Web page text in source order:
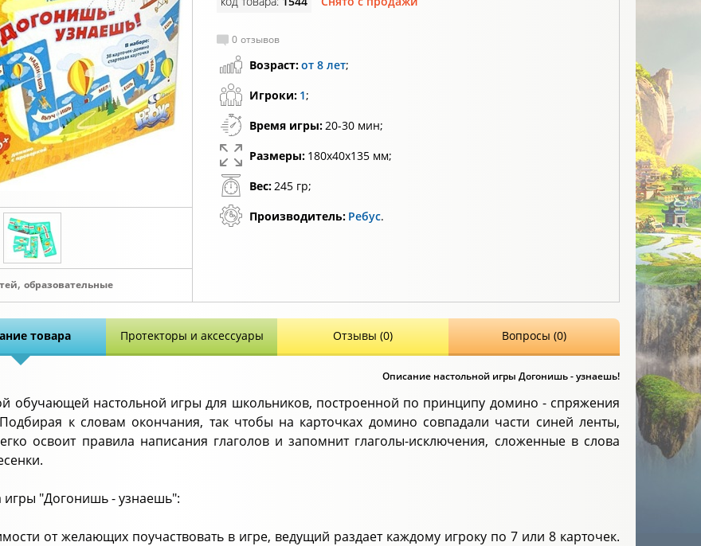
, образовательные
0 отзывов
Возраст:от 8 лет;
Игроки: 1;
Время игры:20-30 мин;
Размеры: 180х40х135 мм;
Вес:245 гр;
Производитель: Ребус.
товара Протекторы и аксессуары Отзывы (0) Вопросы (0)
Описание настольной игры Догонишь - узнаешь!
обучающей настольной игры для школьников, построенной по принципу домино - спряжения
Подбирая к словам окончания, так чтобы на карточках домино совпадали части синей ленты,
освоит правила написания глаголов и запомнит глаголы-исключения, сложенные в слова
игры "Догонишь - узнаешь":
от желающих поучаствовать в игре, ведущий раздает каждому игроку по 7 или 8 карточек.